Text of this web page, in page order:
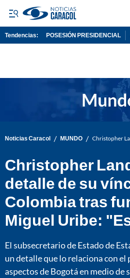
Tendencias: POSESIÓN PRESIDENCIAL
Noticias Caracol / MUNDO / Christopher
Christopher
detalle de su
Colombia tras
Miguel Uribe:
El subsecretario de Estado de
un detalle que lo relaciona con el
aspectos de Bogotá en medio de